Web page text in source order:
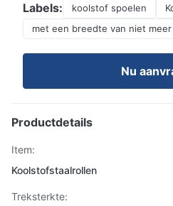
Labels: koolstof spoelen
met een breedte van niet meer
Nu
Productdetails
Item:
Koolstofstaalrollen
Treksterkte: